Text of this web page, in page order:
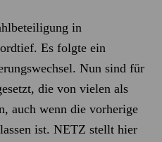
in
Es folgte ein
Nun sind für
die von vielen als
auch wenn die vorherige
ist. NETZ stellt hier